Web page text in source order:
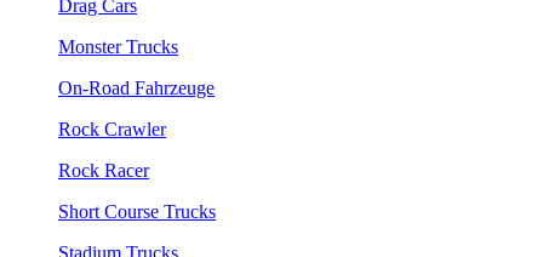
Drag Cars
Monster Trucks
On-Road Fahrzeuge
Rock Crawler
Rock Racer
Short Course Trucks
Stadium Trucks